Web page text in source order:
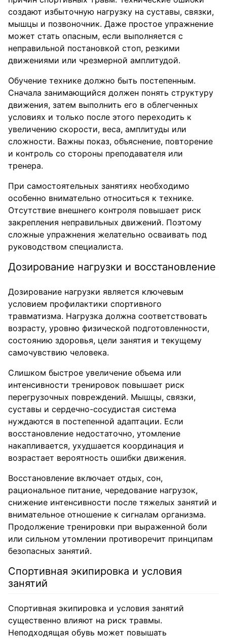
создают избыточную нагрузку на суставы, связки,
мышцы и позвоночник. Даже простое упражнение
может стать опасным, если выполняется с
неправильной постановкой стоп, резкими
движениями или чрезмерной амплитудой.
Обучение технике должно быть постепенным.
Сначала занимающийся должен понять структуру
движения, затем выполнить его в облегченных
условиях и только после этого переходить к
увеличению скорости, веса, амплитуды или
сложности. Важны показ, объяснение, повторение
и контроль со стороны преподавателя или
тренера.
При самостоятельных занятиях необходимо
особенно внимательно относиться к технике.
Отсутствие внешнего контроля повышает риск
закрепления неправильных движений. Поэтому
сложные упражнения желательно осваивать под
руководством специалиста.
Дозирование нагрузки и восстановление
Дозирование нагрузки является ключевым
условием профилактики спортивного
травматизма. Нагрузка должна соответствовать
возрасту, уровню физической подготовленности,
состоянию здоровья, цели занятия и текущему
самочувствию человека.
Слишком быстрое увеличение объема или
интенсивности тренировок повышает риск
перегрузочных повреждений. Мышцы, связки,
суставы и сердечно-сосудистая система
нуждаются в постепенной адаптации. Если
восстановление недостаточно, утомление
накапливается, ухудшается координация и
возрастает вероятность ошибки движения.
Восстановление включает отдых, сон,
рациональное питание, чередование нагрузок,
снижение интенсивности после тяжелых занятий и
внимательное отношение к сигналам организма.
Продолжение тренировки при выраженной боли
или сильном утомлении противоречит принципам
безопасных занятий.
Спортивная экипировка и условия
занятий
Спортивная экипировка и условия занятий
существенно влияют на риск травмы.
Неподходящая обувь может повышать